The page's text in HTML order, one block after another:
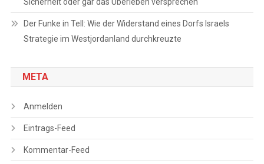
Der Funke in Tell: Wie der Widerstand eines Dorfs Israels
Strategie im Westjordanland durchkreuzte
META
Anmelden
Eintrags-Feed
Kommentar-Feed